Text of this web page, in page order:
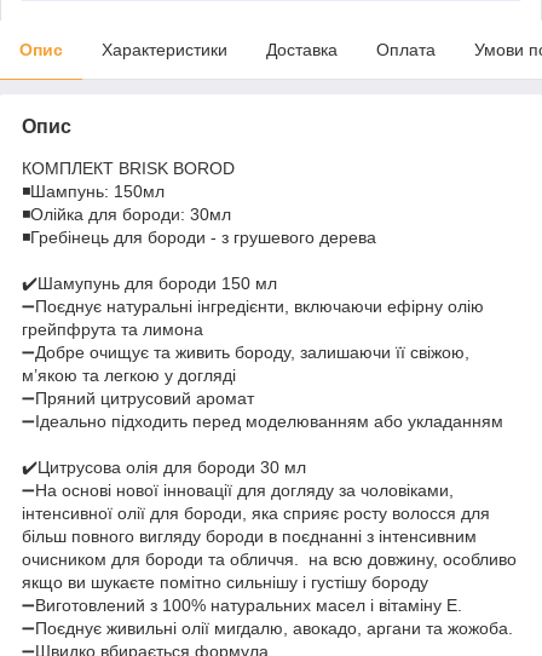
Опис Характеристики Доставка Оплата Умови
Опис
КОМПЛЕКТ BRISK BOROD
◾️Шампунь: 150мл
◾️Олійка для бороди: 30мл
◾️Гребінець для бороди - з грушевого дерева
✔️Шамупунь для бороди 150 мл
➖Поєднує натуральні інгредієнти, включаючи ефірну олію
грейпфрута та лимона
➖Добре очищує та живить бороду, залишаючи її свіжою,
м’якою та легкою у догляді
➖Пряний цитрусовий аромат
➖Ідеально підходить перед моделюванням або укладанням
✔️Цитрусова олія для бороди 30 мл
➖На основі нової інновації для догляду за чоловіками,
інтенсивної олії для бороди, яка сприяє росту волосся для
більш повного вигляду бороди в поєднанні з інтенсивним
очисником для бороди та обличчя. на всю довжину, особливо
якщо ви шукаєте помітно сильнішу і густішу бороду
➖Виготовлений з 100% натуральних масел і вітаміну Е.
➖Поєднує живильні олії мигдалю, авокадо, аргани та жожоба.
➖Швидко вбирається формула